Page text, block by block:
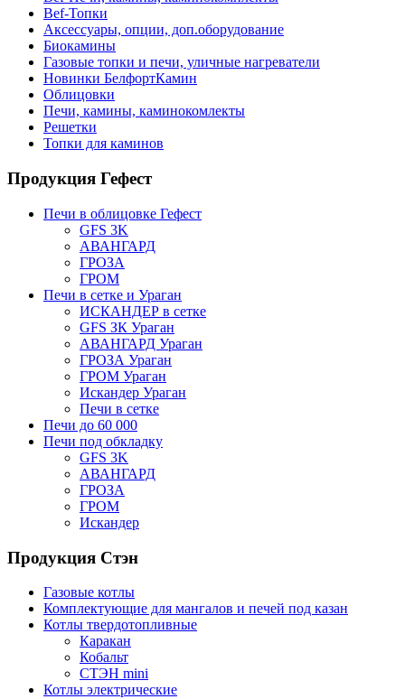
Bef-Топки
Аксессуары, опции, доп.оборудование
Биокамины
Газовые топки и печи, уличные нагреватели
Новинки БелфортКамин
Облицовки
Печи, камины, каминокомлекты
Решетки
Топки для каминов
Продукция Гефест
Печи в облицовке Гефест
GFS 3K
АВАНГАРД
ГРОЗА
ГРОМ
Печи в сетке и Ураган
ИСКАНДЕР в сетке
GFS ЗК Ураган
АВАНГАРД Ураган
ГРОЗА Ураган
ГРОМ Ураган
Искандер Ураган
Печи в сетке
Печи до 60 000
Печи под обкладку
GFS 3K
АВАНГАРД
ГРОЗА
ГРОМ
Искандер
Продукция Стэн
Газовые котлы
Комплектующие для мангалов и печей под казан
Котлы твердотопливные
Каракан
Кобальт
СТЭН mini
Котлы электрические